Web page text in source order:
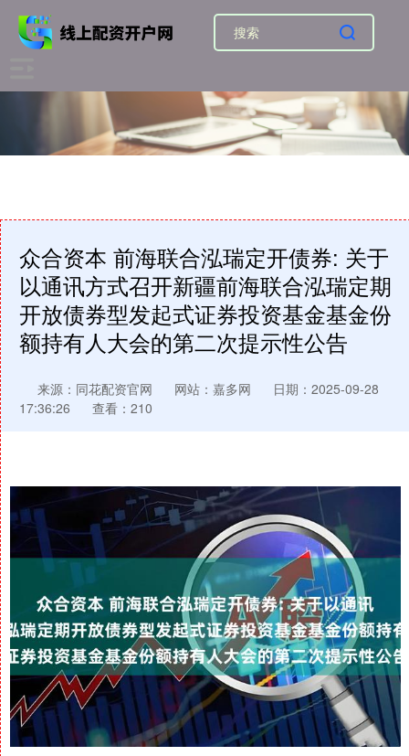
众合资本 前海联合泓瑞定开债券: 关于
以通讯方式召开新疆前海联合泓瑞定期
开放债券型发起式证券投资基金基金份
额持有人大会的第二次提示性公告
来源：同花配资官网 网站：嘉多网
日期：2025-09-28
17:36:26
查看：210